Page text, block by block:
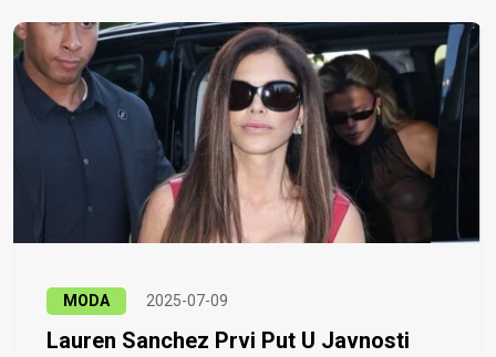
MODA 2025-07-09
Lauren Sanchez Prvi Put U Javnosti